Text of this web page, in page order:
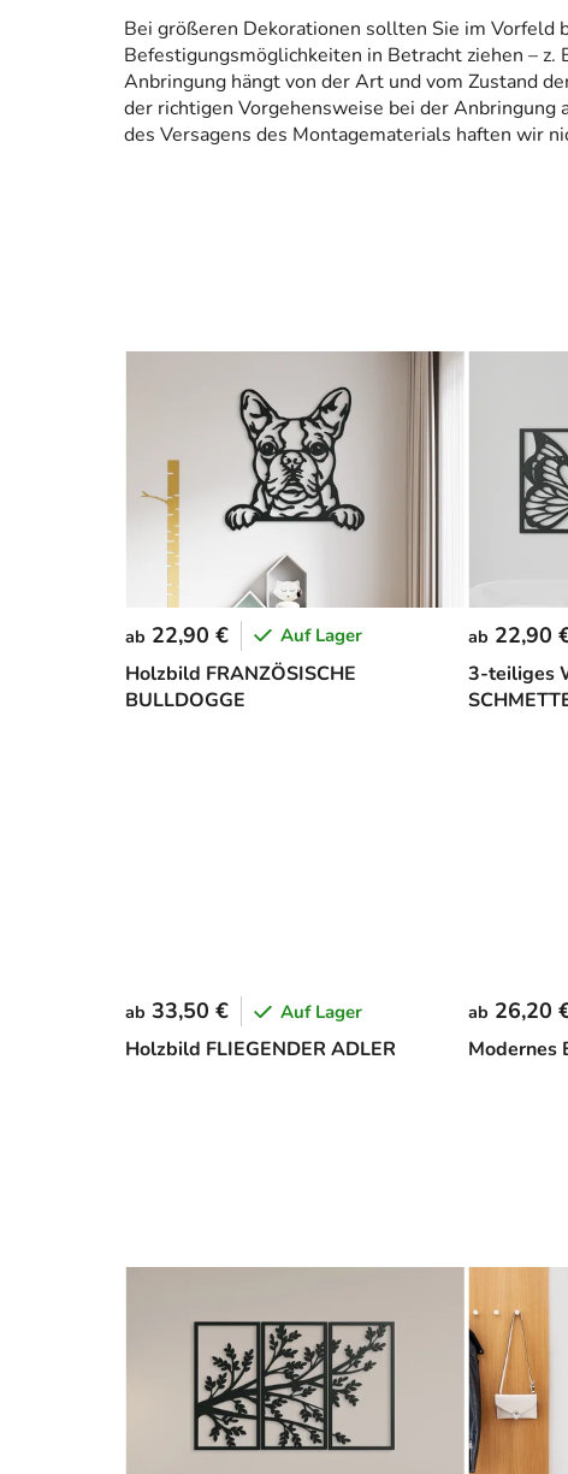
Bei größeren Dekorationen sollten Sie im Vorfeld
Befestigungsmöglichkeiten in Betracht ziehen –
Anbringung hängt von der Art und vom Zustand
der richtigen Vorgehensweise bei der Anbringung
des Versagens des Montagematerials haften wir
Holzbild FRANZÖSISCHE
BULLDOGGE
ab 22,90 € Auf Lager
3-teiliges
ab 22,90
Holzbild FLIEGENDER ADLER
ab 33,50 € Auf Lager
Modernes
ab 26,20